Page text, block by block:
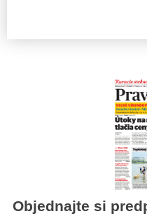
Objednajte si